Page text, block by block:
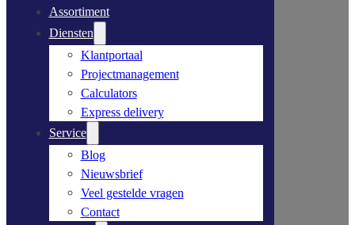
Assortiment
Diensten
Klantportaal
Projectmanagement
Calculators
Express delivery
Service
Blog
Nieuwsbrief
Veel gestelde vragen
Contact